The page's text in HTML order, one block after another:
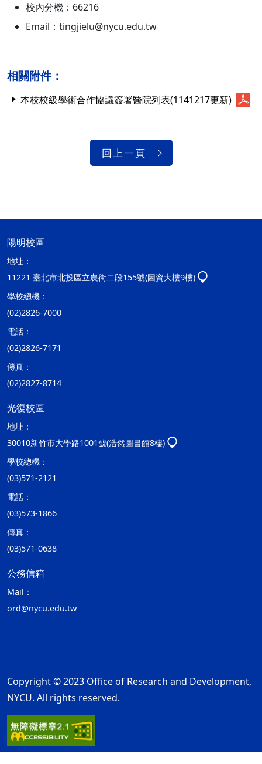
校內分機：66216
Email：tingjielu@nycu.edu.tw
相關附件：
本校校級學術合作協議簽署醫院列表(1141217更新)
回上一頁
陽明校區
地址：
11221 臺北市北投區立農街二段155號(圖資大樓9樓)
學校總機：
(02)2826-7000
電話：
(02)2826-7171
傳真：
(02)2827-8714
光復校區
地址：
30010新竹市大學路1001號(浩然圖書館8樓)
學校總機：
(03)571-2121
電話：
(03)573-1866
傳真：
(03)571-0638
公務信箱
Mail：
ord@nycu.edu.tw
Copyright © 2023 Office of Research and Development,
NYCU. All rights reserved.